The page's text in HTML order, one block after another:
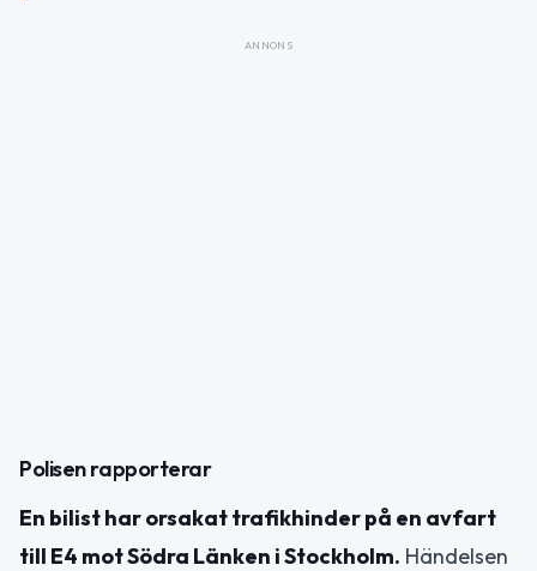
ANNONS
Polisen rapporterar
En bilist har orsakat trafikhinder på en avfart
till E4 mot Södra Länken i Stockholm. Händelsen